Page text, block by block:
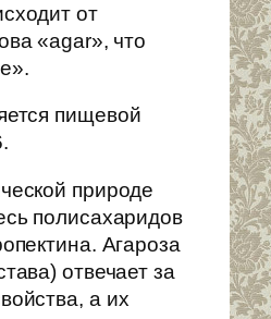
от
«agar», что
пищевой
природе
полисахаридов
Агароза
отвечает за
а их